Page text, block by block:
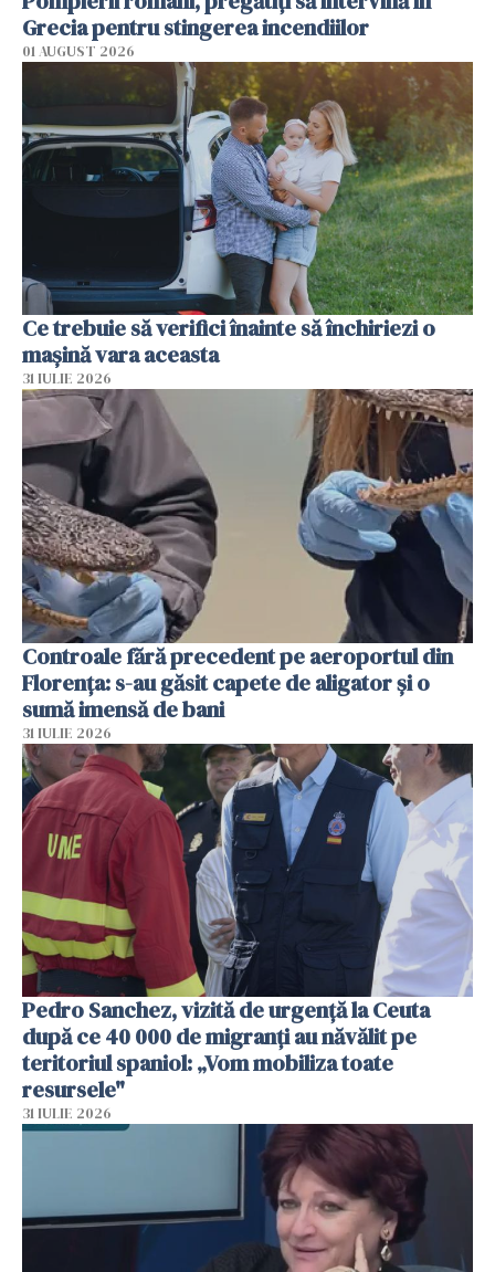
Grecia pentru stingerea incendiilor
01 AUGUST 2026
Ce trebuie să verifici înainte să închiriezi o
mașină vara aceasta
31 IULIE 2026
Controale fără precedent pe aeroportul din
Florența: s-au găsit capete de aligator și o
sumă imensă de bani
31 IULIE 2026
Pedro Sanchez, vizită de urgență la Ceuta
după ce 40 000 de migranți au năvălit pe
teritoriul spaniol: „Vom mobiliza toate
resursele"
31 IULIE 2026